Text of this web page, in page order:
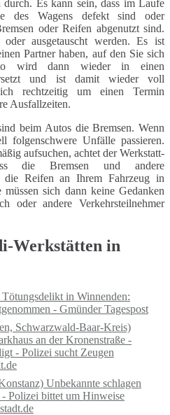
Es kann sein, dass im Laufe
des Wagens defekt sind oder
oder Reifen abgenutzt sind.
ausgetauscht werden. Es ist
Partner haben, auf den Sie sich
wird dann wieder in einen
und ist damit wieder voll
rechtzeitig um einen Termin
Ausfallzeiten.
beim Autos die Bremsen. Wenn
folgenschwere Unfälle passieren.
aufsuchen, achtet der Werkstatt-
die Bremsen und andere
die Reifen an Ihrem Fahrzeug in
sich dann keine Gedanken
oder andere Verkehrsteilnehmer
Werkstätten in
in Winnenden:
- Gmünder Tagespost
Schwarzwald-Baar-Kreis)
an der Kronenstraße -
- Polizei sucht Zeugen
Unbekannte schlagen
Polizei bittet um Hinweise